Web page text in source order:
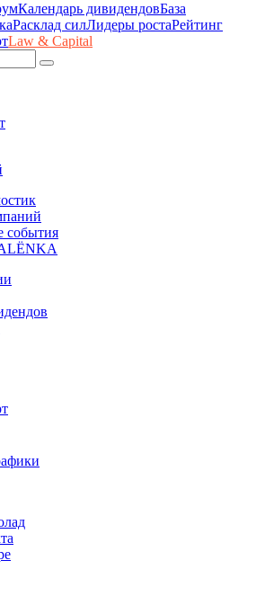
Календарь дивидендовБаза
Расклад силЛидеры ростаРейтинг
Law & Capital
события